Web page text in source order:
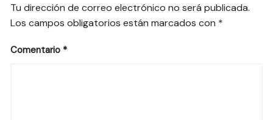
Tu dirección de correo electrónico no será publicada.
Los campos obligatorios están marcados con *
Comentario *